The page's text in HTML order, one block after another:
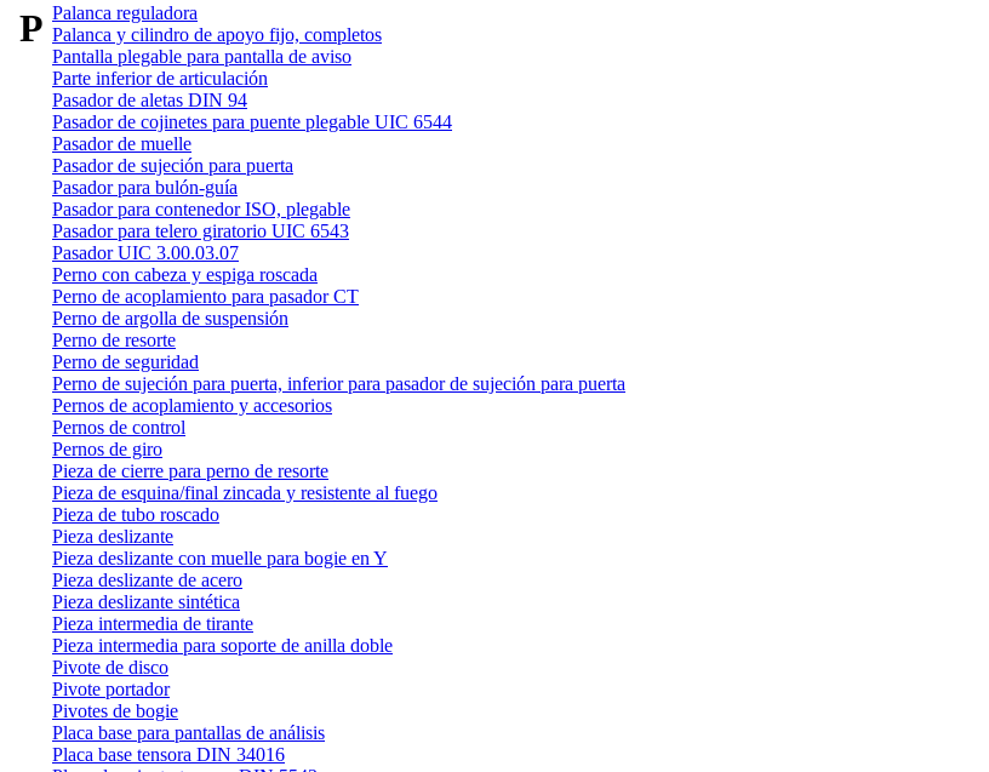
PPalanca reguladora
Palanca y cilindro de apoyo fijo, completos
Pantalla plegable para pantalla de aviso
Parte inferior de articulación
Pasador de aletas DIN 94
Pasador de cojinetes para puente plegable UIC 6544
Pasador de muelle
Pasador de sujeción para puerta
Pasador para bulón-guía
Pasador para contenedor ISO, plegable
Pasador para telero giratorio UIC 6543
Pasador UIC 3.00.03.07
Perno con cabeza y espiga roscada
Perno de acoplamiento para pasador CT
Perno de argolla de suspensión
Perno de resorte
Perno de seguridad
Perno de sujeción para puerta, inferior para pasador de sujeción para puerta
Pernos de acoplamiento y accesorios
Pernos de control
Pernos de giro
Pieza de cierre para perno de resorte
Pieza de esquina/final zincada y resistente al fuego
Pieza de tubo roscado
Pieza deslizante
Pieza deslizante con muelle para bogie en Y
Pieza deslizante de acero
Pieza deslizante sintética
Pieza intermedia de tirante
Pieza intermedia para soporte de anilla doble
Pivote de disco
Pivote portador
Pivotes de bogie
Placa base para pantallas de análisis
Placa base tensora DIN 34016